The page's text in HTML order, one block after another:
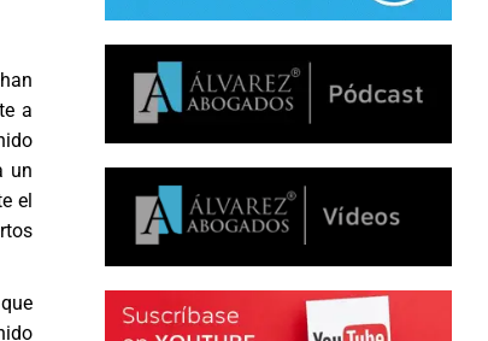
a
un
el